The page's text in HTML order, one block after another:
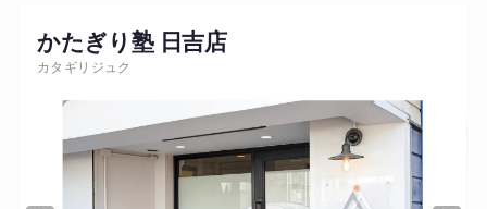
かたぎり塾 日吉店
カタギリジュク